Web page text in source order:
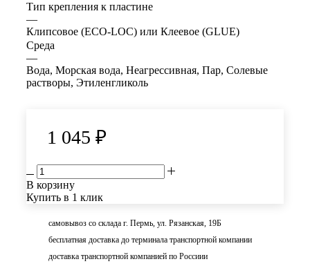
Тип крепления к пластине
—
Клипсовое (ECO-LOC) или Клеевое (GLUE)
Среда
—
Вода, Морская вода, Неагрессивная, Пар, Солевые
растворы, Этиленгликоль
1 045 ₽
В корзину
Купить в 1 клик
самовывоз со склада г. Пермь, ул. Рязанская, 19Б
бесплатная доставка до терминала транспортной компании
доставка транспортной компанией по Россиии